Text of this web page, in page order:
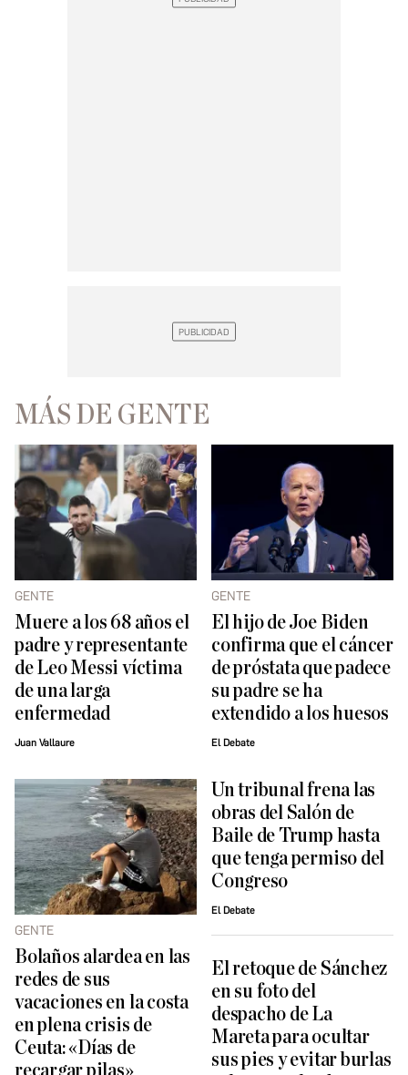
MÁS DE GENTE
GENTE
Muere a los 68 años el
padre y representante
de Leo Messi víctima
de una larga
enfermedad
Juan Vallaure
GENTE
El hijo de Joe Biden
confirma que el cáncer
de próstata que padece
su padre se ha
extendido a los huesos
El Debate
GENTE
Bolaños alardea en las
redes de sus
vacaciones en la costa
en plena crisis de
Ceuta: «Días de
Un tribunal frena las
obras del Salón de
Baile de Trump hasta
que tenga permiso del
Congreso
El Debate
El retoque de Sánchez
en su foto del
despacho de La
Mareta para ocultar
sus pies y evitar burlas